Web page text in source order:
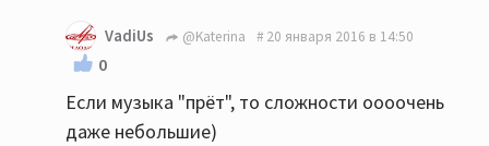
VadiUs @Katerina 20 января 2016 в 14:50
0
Если музыка "прёт", то сложности оооочень
даже небольшие)